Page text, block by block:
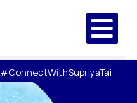
#ConnectWithSupriyaTai